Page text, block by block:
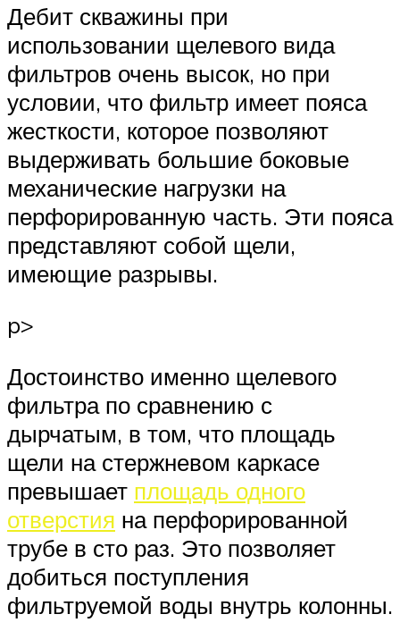
Дебит скважины при
использовании щелевого вида
фильтров очень высок, но при
условии, что фильтр имеет пояса
жесткости, которое позволяют
выдерживать большие боковые
механические нагрузки на
перфорированную часть. Эти пояса
представляют собой щели,
имеющие разрывы.
p>
Достоинство именно щелевого
фильтра по сравнению с
дырчатым, в том, что площадь
щели на стержневом каркасе
превышает площадь одного
отверстия на перфорированной
трубе в сто раз. Это позволяет
добиться поступления
фильтруемой воды внутрь колонны.